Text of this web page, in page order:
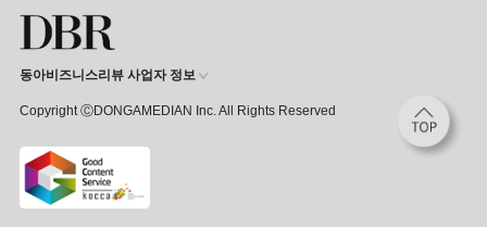
동아비즈니스리뷰 사업자 정보
Copyright ⒸDONGAMEDIAN Inc. All Rights Reserved